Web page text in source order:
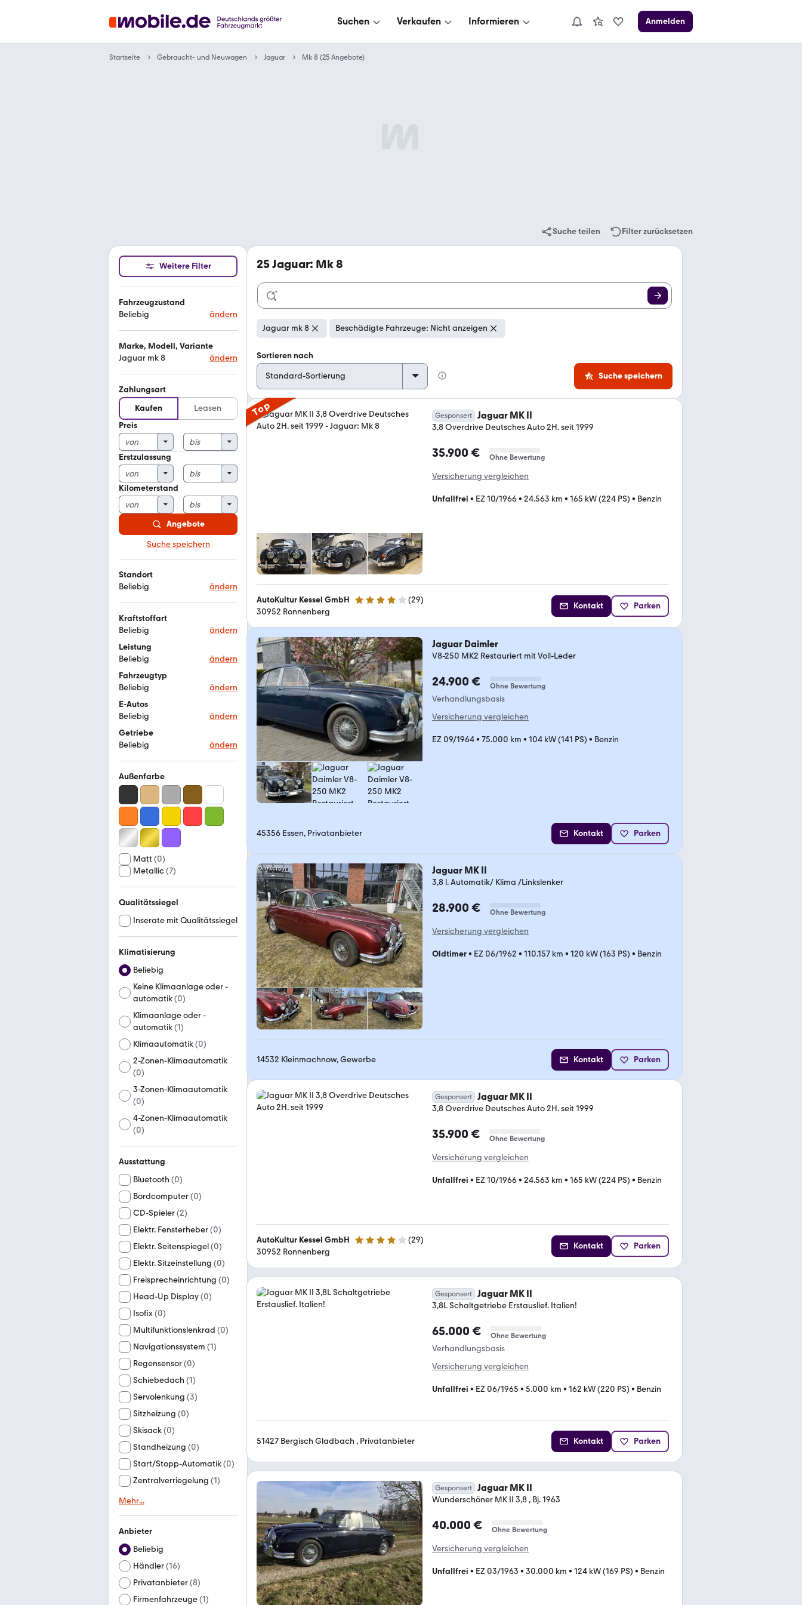
Suchen Verkaufen Informieren Anmelden
Startseite Gebraucht- und Neuwagen Jaguar Mk 8 (25 Angebote)
Suche teilen Filter zurücksetzen
Weitere Filter
Fahrzeugzustand
Beliebig
ändern
Marke, Modell, Variante
Jaguar mk 8
ändern
Zahlungsart
Kaufen
Leasen
Preis
Erstzulassung
Kilometerstand
Angebote
Suche speichern
Standort
Beliebig
ändern
Kraftstoffart
Beliebig
ändern
Leistung
Beliebig
ändern
Fahrzeugtyp
Beliebig
ändern
E-Autos
Beliebig
ändern
Getriebe
Beliebig
ändern
Außenfarbe
Matt (0)
Metallic(7)
Qualitätssiegel
Inserate mit Qualitätssiegel
Klimatisierung
Beliebig
Keine Klimaanlage oder -
automatik(0)
Klimaanlage oder -
automatik(1)
Klimaautomatik(0)
2-Zonen-Klimaautomatik
(0)
3-Zonen-Klimaautomatik
(0)
4-Zonen-Klimaautomatik
(0)
Ausstattung
Bluetooth (0)
Bordcomputer(0)
CD-Spieler(2)
Elektr. Fensterheber(0)
Elektr. Seitenspiegel(0)
Elektr. Sitzeinstellung (0)
Freisprecheinrichtung (0)
Head-Up Display(0)
Isofix(0)
Multifunktionslenkrad (0)
Navigationssystem (1)
Regensensor(0)
Schiebedach (1)
Servolenkung (3)
Sitzheizung (0)
Skisack(0)
Standheizung (0)
Start/Stopp-Automatik(0)
Zentralverriegelung (1)
Mehr...
Anbieter
Beliebig
Händler(16)
Privatanbieter(8)
Firmenfahrzeuge(1)
25Jaguar: Mk 8
Jaguar mk 8 Beschädigte Fahrzeuge: Nicht anzeigen
Sortieren nach
Suche speichern
Top Gesponsert Jaguar MK II
3,8 Overdrive Deutsches Auto 2H. seit 1999
35.900 € Ohne Bewertung
Versicherung vergleichen
Unfallfrei • EZ 10/1966• 24.563 km • 165 kW (224 PS) • Benzin
AutoKultur Kessel GmbH 3.9 Sterne (29)
30952 Ronnenberg
Kontakt Parken
Jaguar Daimler
V8-250 MK2 Restauriert mit Voll-Leder
24.900 € Ohne Bewertung
Verhandlungsbasis
Versicherung vergleichen
EZ 09/1964• 75.000 km • 104 kW (141 PS) • Benzin
45356 Essen, Privatanbieter Kontakt Parken
Jaguar MK II
3,8 l. Automatik/ Klima /Linkslenker
28.900 € Ohne Bewertung
Versicherung vergleichen
Oldtimer• EZ 06/1962 • 110.157 km • 120 kW (163 PS) • Benzin
14532 Kleinmachnow, Gewerbe Kontakt Parken
Gesponsert Jaguar MK II
3,8 Overdrive Deutsches Auto 2H. seit 1999
35.900 € Ohne Bewertung
Versicherung vergleichen
Unfallfrei • EZ 10/1966• 24.563 km • 165 kW (224 PS) • Benzin
AutoKultur Kessel GmbH 3.9 Sterne (29)
30952 Ronnenberg
Kontakt Parken
Gesponsert Jaguar MK II
3,8L Schaltgetriebe Erstauslief. Italien!
65.000 € Ohne Bewertung
Verhandlungsbasis
Versicherung vergleichen
Unfallfrei • EZ 06/1965 • 5.000 km • 162 kW (220 PS) • Benzin
51427 Bergisch Gladbach , Privatanbieter Kontakt Parken
Gesponsert Jaguar MK II
Wunderschöner MK II 3,8 , Bj. 1963
40.000 € Ohne Bewertung
Versicherung vergleichen
Unfallfrei • EZ 03/1963 • 30.000 km • 124 kW (169 PS) • Benzin